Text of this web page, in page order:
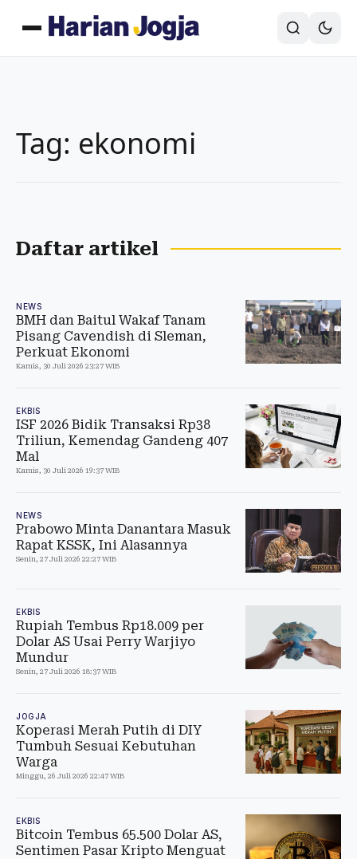
Tag: ekonomi
Daftar artikel
NEWS
BMH dan Baitul Wakaf Tanam
Pisang Cavendish di Sleman,
Perkuat Ekonomi
Kamis, 30 Juli 2026 23:27 WIB
EKBIS
ISF 2026 Bidik Transaksi Rp38
Triliun, Kemendag Gandeng 407
Mal
Kamis, 30 Juli 2026 19:37 WIB
NEWS
Prabowo Minta Danantara Masuk
Rapat KSSK, Ini Alasannya
Senin, 27 Juli 2026 22:27 WIB
EKBIS
Rupiah Tembus Rp18.009 per
Dolar AS Usai Perry Warjiyo
Mundur
Senin, 27 Juli 2026 18:37 WIB
JOGJA
Koperasi Merah Putih di DIY
Tumbuh Sesuai Kebutuhan
Warga
Minggu, 26 Juli 2026 22:47 WIB
EKBIS
Bitcoin Tembus 65.500 Dolar AS,
Sentimen Pasar Kripto Menguat